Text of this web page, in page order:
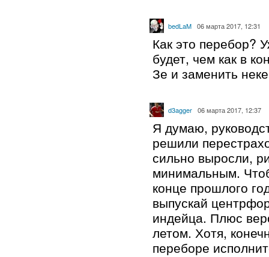
bedLaM 06 марта 2017, 12:31
Как это перебор?
будет, чем как в
Зе и заменить
d3agger 06 марта 2017, 12:37
Я думаю,
решили
сильно выросли,
минимальным.
конце прошлого
выпускай
индейца. Плюс
летом. Хотя,
переборе